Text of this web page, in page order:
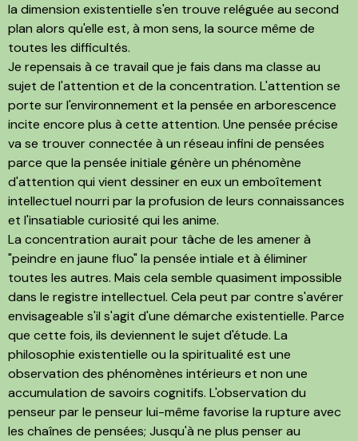
la dimension existentielle s'en trouve reléguée au second
plan alors qu'elle est, à mon sens, la source même de
toutes les difficultés.
Je repensais à ce travail que je fais dans ma classe au
sujet de l'attention et de la concentration. L'attention se
porte sur l'environnement et la pensée en arborescence
incite encore plus à cette attention. Une pensée précise
va se trouver connectée à un réseau infini de pensées
parce que la pensée initiale génère un phénomène
d'attention qui vient dessiner en eux un emboîtement
intellectuel nourri par la profusion de leurs connaissances
et l'insatiable curiosité qui les anime.
La concentration aurait pour tâche de les amener à
"peindre en jaune fluo" la pensée intiale et à éliminer
toutes les autres. Mais cela semble quasiment impossible
dans le registre intellectuel. Cela peut par contre s'avérer
envisageable s'il s'agit d'une démarche existentielle. Parce
que cette fois, ils deviennent le sujet d'étude. La
philosophie existentielle ou la spiritualité est une
observation des phénomènes intérieurs et non une
accumulation de savoirs cognitifs. L'observation du
penseur par le penseur lui-même favorise la rupture avec
les chaînes de pensées; Jusqu'à ne plus penser au